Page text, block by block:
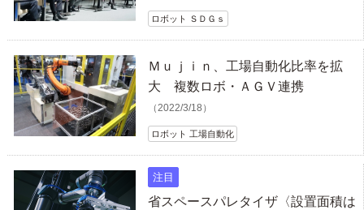
ロボット ＳＤＧｓ
Ｍｕｊｉｎ、工場自動化比率を拡
大 複数ロボ・ＡＧＶ連携
（2022/3/18）
ロボット 工場自動化
注目
省スペースパレタイザ〈設置面積は